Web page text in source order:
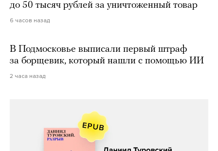
до 50 тысяч рублей за уничтоженный товар
6 часов назад
В Подмосковье выписали первый штраф
за борщевик, который нашли с помощью ИИ
2 часа назад